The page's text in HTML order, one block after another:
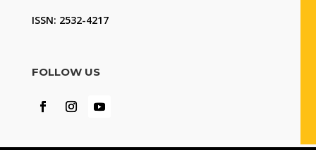
ISSN: 2532-4217
FOLLOW US